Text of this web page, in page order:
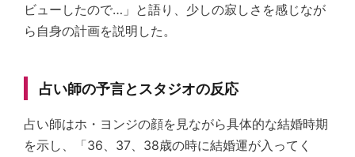
ビューしたので…」と語り、少しの寂しさを感じなが
ら自身の計画を説明した。
占い師の予言とスタジオの反応
占い師はホ・ヨンジの顔を見ながら具体的な結婚時期
を示し、「36、37、38歳の時に結婚運が入ってく